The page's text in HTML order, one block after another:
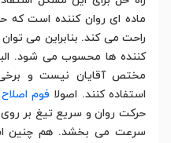
ماده ای روان کننده است
راحت می کند. بنابراین می
کننده ها محسوب می شود.
مختص آقایان نیست و برخی
استفاده کنند. اصولا فوم اصلاح
حرکت روان و سریع تیغ بر
سرعت می بخشد. هم چنین